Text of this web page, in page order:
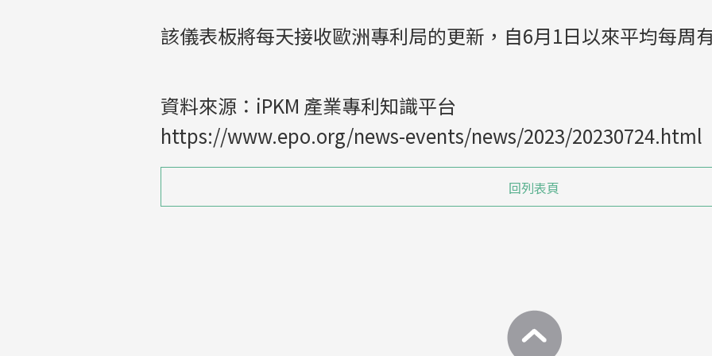
該儀表板將每天接收歐洲專利局的更新，自6月1日以來平均每周
資料來源：iPKM 產業專利知識平台
https://www.epo.org/news-events/news/2023/20230724.html
回列表頁